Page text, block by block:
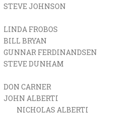
STEVE JOHNSON
LINDA FROBOS
BILL BRYAN
GUNNAR FERDINANDSEN
STEVE DUNHAM
DON CARNER
JOHN ALBERTI
NICHOLAS ALBERTI